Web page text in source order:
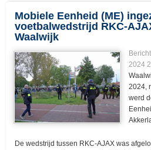
Mobiele Eenheid (ME)
voetbalwedstrijd RKC-
Waalwijk
2024
2024,
werd
De wedstrijd tussen RKC-AJAX was